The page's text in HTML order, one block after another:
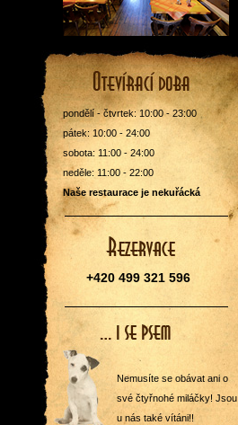
pondělí - čtvrtek: 10:00 - 23:00
pátek: 10:00 - 24:00
sobota: 11:00 - 24:00
neděle: 11:00 - 22:00
Naše restaurace je nekuřácká
+420 499 321 596
Nemusíte se obávat ani o
své čtyřnohé miláčky! Jsou
u nás také vítáni!!